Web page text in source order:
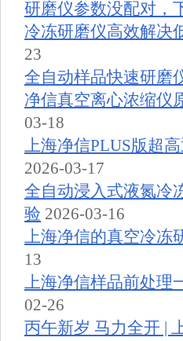
研磨仪参数没配对，
冷冻研磨仪高效解决
23
全自动样品快速研磨
净信真空离心浓缩仪
03-18
上海净信PLUS版超
2026-03-17
全自动浸入式液氮冷
验 2026-03-16
上海净信的真空冷
13
上海净信样品前处
02-26
丙午新岁 马力全开 |